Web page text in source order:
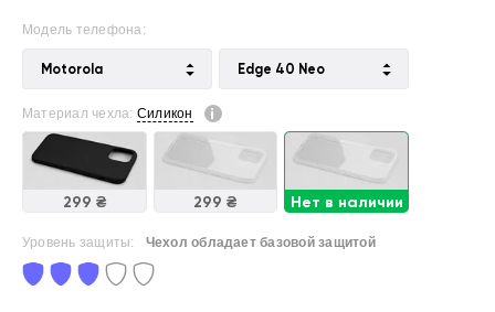
Модель телефона:
Motorola Edge 40 Neo
Материал чехла: Силикон
299 ₴ 299 ₴ Нет в наличии
Уровень защиты: Чехол обладает базовой защитой